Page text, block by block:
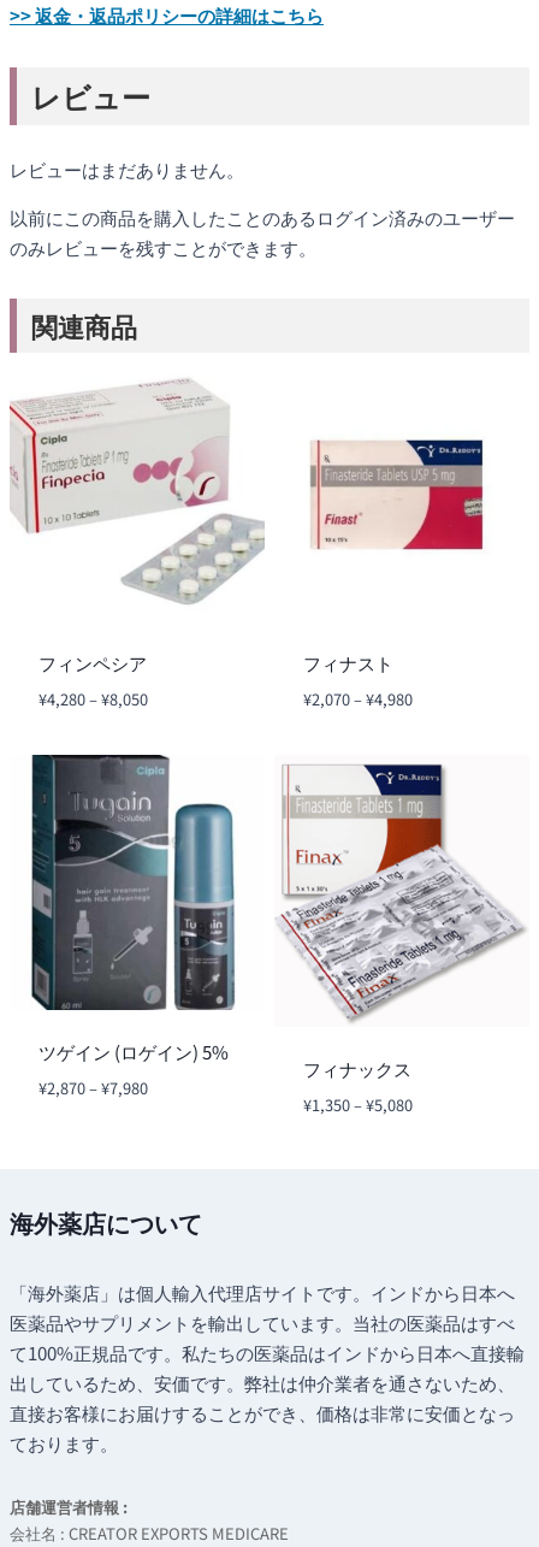
>> 返金・返品ポリシーの詳細はこちら
レビュー
レビューはまだありません。
以前にこの商品を購入したことのあるログイン済みのユーザー
のみレビューを残すことができます。
関連商品
フィンペシア
¥4,280–¥8,050価
¥4,280
–
¥8,050
フィナスト
¥2,070–¥4,980価
¥2,070
–
¥4,980
ツゲイン (ロゲイン) 5%
¥2,870–¥7,980価
¥7,980
フィナックス
¥1,350–¥5,080価
海外薬店について
「海外薬店」は個人輸入代理店サイトです。インドから日本へ
医薬品やサプリメントを輸出しています。当社の医薬品はすべ
て100%正規品です。私たちの医薬品はインドから日本へ直接輸
出しているため、安価です。弊社は仲介業者を通さないため、
直接お客様にお届けすることができ、価格は非常に安価となっ
ております。
店舗運営者情報 :
会社名 : CREATOR EXPORTS MEDICARE